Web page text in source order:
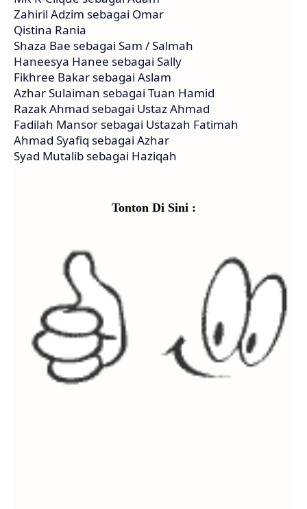
Zahiril Adzim sebagai Omar
Qistina Rania
Shaza Bae sebagai Sam / Salmah
Haneesya Hanee sebagai Sally
Fikhree Bakar sebagai Aslam
Azhar Sulaiman sebagai Tuan Hamid
Razak Ahmad sebagai Ustaz Ahmad
Fadilah Mansor sebagai Ustazah Fatimah
Ahmad Syafiq sebagai Azhar
Syad Mutalib sebagai Haziqah
Tonton Di Sini :